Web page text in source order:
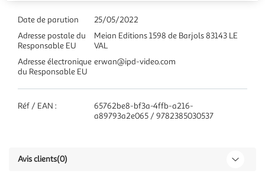
Date de parution
25/05/2022
Adresse postale du
Responsable EU
Meian Editions 1598 de Barjols 83143 LE
VAL
Adresse électronique
du Responsable EU
erwan@ipd-video.com
Réf / EAN :
65762be8-bf3a-4ffb-a216-
a89793a2e065 / 9782385030537
Avis clients(0)